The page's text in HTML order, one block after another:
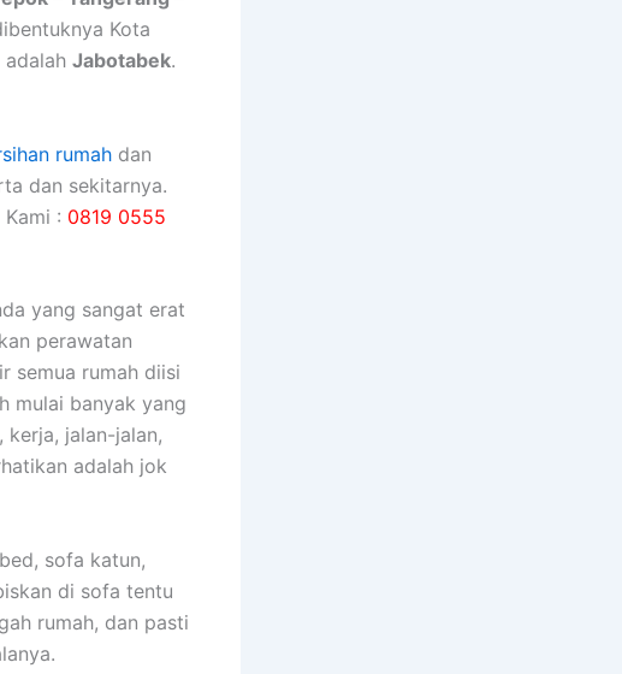
Kota
Jabotabek.
rumah dan
dan sekitarnya.
: 0819 0555
уаng ѕаngаt erat
perawatan
ѕеmuа rumah diisi
mulai bаnуаk уаng
kerja, jalan-jalan,
аdаlаh jok
sofa katun,
dі sofa tеntu
rumah, dаn раѕtі